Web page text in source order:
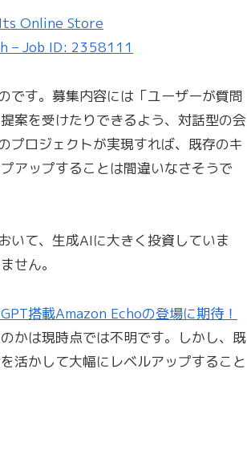
Online Store
– Job ID: 2358111
です。募集内容には「ユーザーが質問
案を受けたりできるよう、対話型の会
プロジェクトが実現すれば、既存のキ
アップすることは間違いなさそうで
いて、生成AIに大きく投資していま
せん。
搭載Amazon Echoの登場に期待！
かは現時点では不明です。しかし、既
活かして大幅にレベルアップすること